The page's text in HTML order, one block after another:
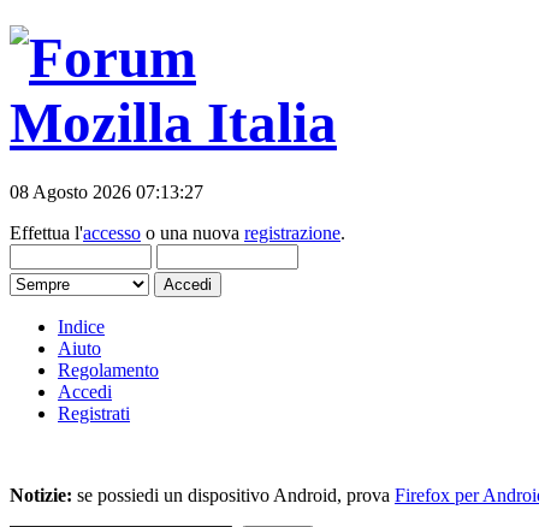
08 Agosto 2026 07:13:27
Effettua l'accesso o una nuova registrazione.
Indice
Aiuto
Regolamento
Accedi
Registrati
Notizie: se possiedi un dispositivo Android, prova Firefox per